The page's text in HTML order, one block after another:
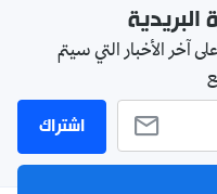
البريدية
آخر الأخبار التي سيتم
اشتراك